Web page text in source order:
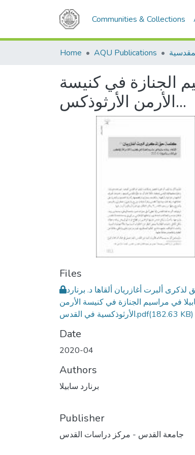
Communities & Collections
Home AQU Publications
الجنازة في كنيسة
الأرمن الأرثوذكس...
Files
لذكرى ألبرت أغازريان ألقاها د. برنارد
في مراسيم الجنازة في كنيسة الأرمن
الأرثوذكسية في القدس.pdf(182.63 KB)
Date
2020-04
Authors
برنارد سابيلا
Publisher
جامعة القدس - مركز دراسات القدس